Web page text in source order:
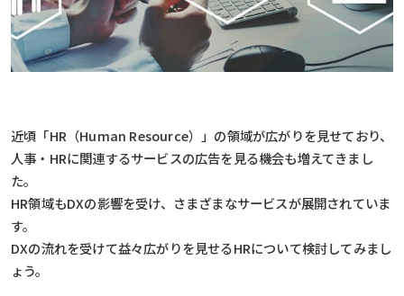
近頃「HR（Human Resource）」の領域が広がりを見せており、
人事・HRに関連するサービスの広告を見る機会も増えてきまし
た。
HR領域もDXの影響を受け、さまざまなサービスが展開されていま
す。
DXの流れを受けて益々広がりを見せるHRについて検討してみまし
ょう。